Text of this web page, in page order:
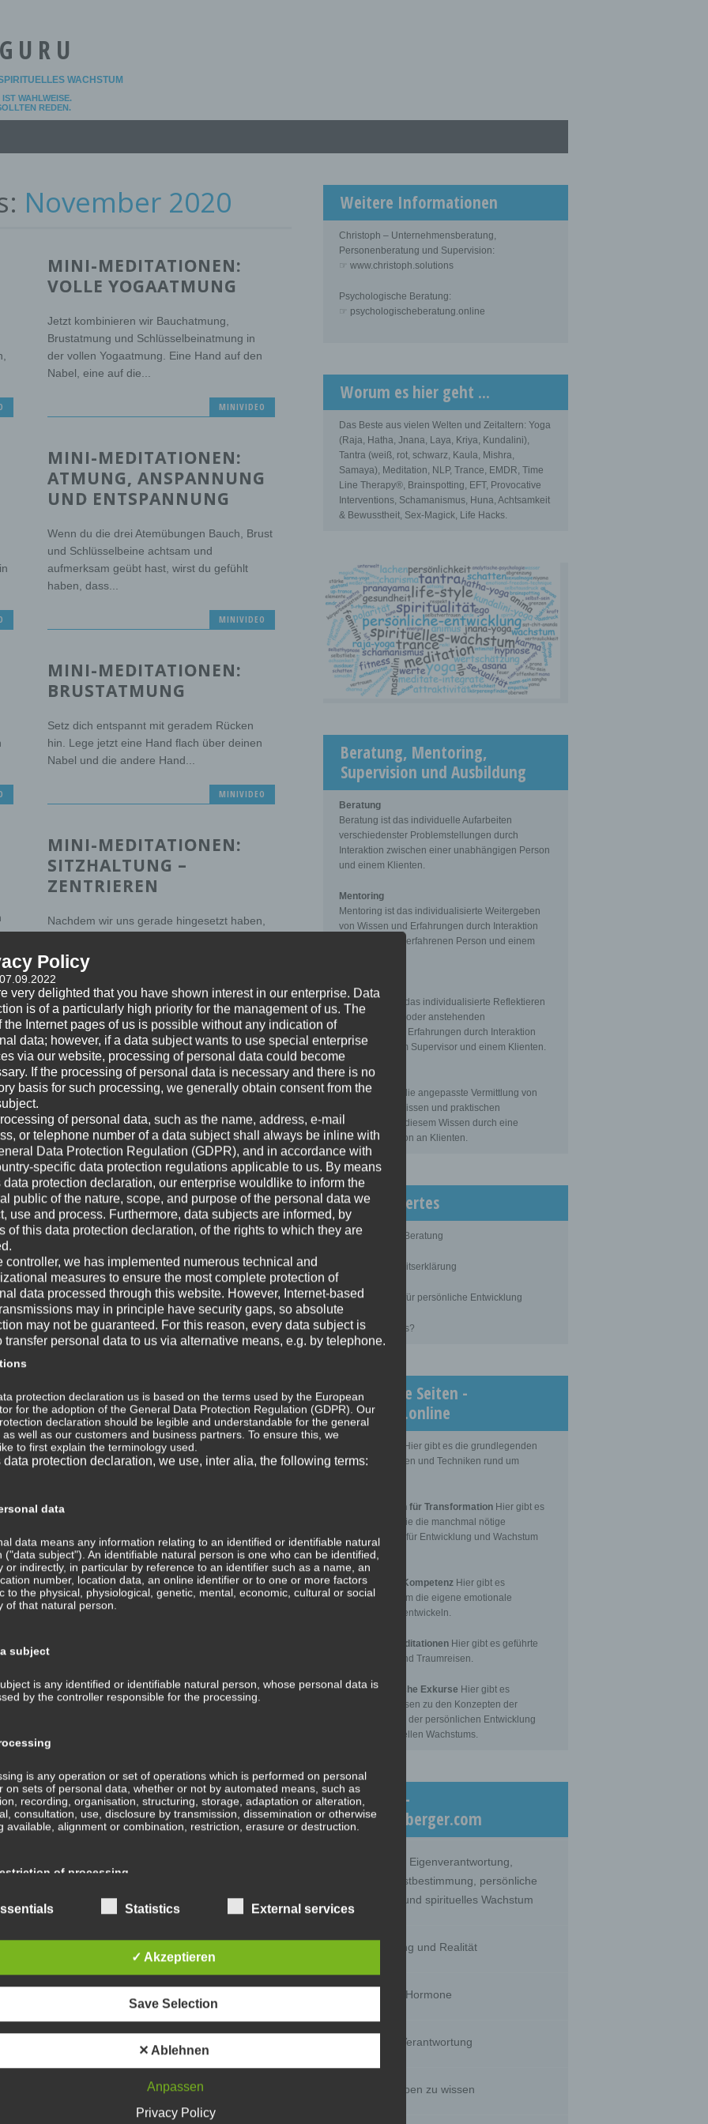
WACHSTUM
WAHLWEISE.
REDEN.
November 2020
MINI-MEDITATIONEN:
VOLLE YOGAATMUNG
Jetzt kombinieren wir Bauchatmung,
Brustatmung und Schlüsselbeinatmung in
der vollen Yogaatmung. Eine Hand auf den
Nabel, eine auf die...
MINIVIDEO
MINI-MEDITATIONEN:
ATMUNG, ANSPANNUNG
UND ENTSPANNUNG
Wenn du die drei Atemübungen Bauch, Brust
und Schlüsselbeine achtsam und
aufmerksam geübt hast, wirst du gefühlt
haben, dass...
MINIVIDEO
MINI-MEDITATIONEN:
BRUSTATMUNG
Setz dich entspannt mit geradem Rücken
hin. Lege jetzt eine Hand flach über deinen
Nabel und die andere Hand...
MINIVIDEO
MINI-MEDITATIONEN:
SITZHALTUNG –
ZENTRIEREN
Nachdem wir uns gerade hingesetzt haben,
Balance zu finden. Das...
MINIVIDEO
MINI-MEDITATIONEN:
VERÄNDERUNGSMODELL
Jegliche Veränderung, die Menschen
machen, lässt sich mit genau einem Modell
beschreiben das vom Anfangszustand “Alles
noch in Ordnung”...
MINIVIDEO
1
Weitere Informationen
Christoph – Unternehmensberatung,
Personenberatung und Supervision:
☞ www.christoph.solutions
Psychologische Beratung:
☞ psychologischeberatung.online
Worum es hier geht ...
Das Beste aus vielen Welten und Zeitaltern: Yoga
(Raja, Hatha, Jnana, Laya, Kriya, Kundalini),
Tantra (weiß, rot, schwarz, Kaula, Mishra,
Samaya), Meditation, NLP, Trance, EMDR, Time
Line Therapy®, Brainspotting, EFT, Provocative
Interventions, Schamanismus, Huna, Achtsamkeit
& Bewusstheit, Sex-Magick, Life Hacks.
Beratung, Mentoring,
Supervision und Ausbildung
Beratung
Beratung ist das individuelle Aufarbeiten
verschiedenster Problemstellungen durch
Interaktion zwischen einer unabhängigen Person
und einem Klienten.
Mentoring
Mentoring ist das individualisierte Weitergeben
von Wissen und Erfahrungen durch Interaktion
zwischen einer erfahrenen Person und einem
Supervision
Supervision ist das individualisierte Reflektieren
der gemachten oder anstehenden
professionellen Erfahrungen durch Interaktion
zwischen einem Supervisor und einem Klienten.
Ausbildung
Ausbildung ist die angepasste Vermittlung von
allgemeinem Wissen und praktischen
Fertigkeiten zu diesem Wissen durch eine
erfahrene Person an Klienten.
Wissenswertes
☞ Ablauf einer Beratung
☞ Vertraulichkeitserklärung
☞ Grundlagen für persönliche Entwicklung
☞ Was kostet es?
Wichtigste Seiten -
minimedi.online
Hier gibt es die grundlegenden
Wissenseinheiten und Techniken rund um
⇒ Meditationen für TransformationHier gibt es
Meditationen, die die manchmal nötige
Transformation für Entwicklung und Wachstum
anstoßen.
⇒ Emotionale KompetenzHier gibt es
Meditationen, um die eigene emotionale
Kompetenz zu entwickeln.
⇒ Geführte MeditationenHier gibt es geführte
Meditationen und Traumreisen.
⇒ Philosophische Exkurse Hier gibt es
Hintergrundwissen zu den Konzepten der
Transformation, der persönlichen Entwicklung
und des spirituellen Wachstums.
Beiträge –
blog.dicklberger.com
Genommene Eigenverantwortung,
gelebte Selbstbestimmung, persönliche
Entwicklung und spirituelles Wachstum
Wahrnehmung und Realität
Intimität und Hormone
Schuld und Verantwortung
Was wir glauben zu wissen
Policy
very delighted that you have shown interest in our enterprise. Data
is of a particularly high priority for the management of us. The
the Internet pages of us is possible without any indication of
data; however, if a data subject wants to use special enterprise
via our website, processing of personal data could become
If the processing of personal data is necessary and there is no
basis for such processing, we generally obtain consent from the
of personal data, such as the name, address, e-mail
or telephone number of a data subject shall always be inline with
Data Protection Regulation (GDPR), and in accordance with
specific data protection regulations applicable to us. By means
data protection declaration, our enterprise wouldlike to inform the
public of the nature, scope, and purpose of the personal data we
use and process. Furthermore, data subjects are informed, by
of this data protection declaration, of the rights to which they are
controller, we has implemented numerous technical and
measures to ensure the most complete protection of
data processed through this website. However, Internet-based
may in principle have security gaps, so absolute
may not be guaranteed. For this reason, every data subject is
transfer personal data to us via alternative means, e.g. by telephone.
protection declaration us is based on the terms used by the European
for the adoption of the General Data Protection Regulation (GDPR). Our
declaration should be legible and understandable for the general
as well as our customers and business partners. To ensure this, we
to first explain the terminology used.
data protection declaration, we use, inter alia, the following terms:
data
data means any information relating to an identified or identifiable natural
("data subject"). An identifiable natural person is one who can be identified,
or indirectly, in particular by reference to an identifier such as a name, an
number, location data, an online identifier or to one or more factors
to the physical, physiological, genetic, mental, economic, cultural or social
of that natural person.
subject
is any identified or identifiable natural person, whose personal data is
by the controller responsible for the processing.
is any operation or set of operations which is performed on personal
on sets of personal data, whether or not by automated means, such as
recording, organisation, structuring, storage, adaptation or alteration,
consultation, use, disclosure by transmission, dissemination or otherwise
available, alignment or combination, restriction, erasure or destruction.
of processing
of processing is the marking of stored personal data with the aim
their processing in the future.
means any form of automated processing of personal data consisting of
of personal data to evaluate certain personal aspects relating to a natural
in particular to analyse or predict aspects concerning that natural person's
at work, economic situation, health, personal preferences, interests,
behaviour, location or movements.
Statistics External services
✓ Akzeptieren
Save Selection
✕ Ablehnen
Anpassen
Privacy Policy